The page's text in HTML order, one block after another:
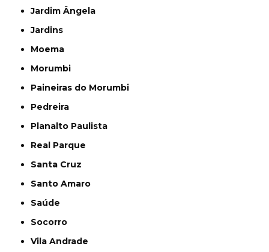
Jardim Ângela
Jardins
Moema
Morumbi
Paineiras do Morumbi
Pedreira
Planalto Paulista
Real Parque
Santa Cruz
Santo Amaro
Saúde
Socorro
Vila Andrade